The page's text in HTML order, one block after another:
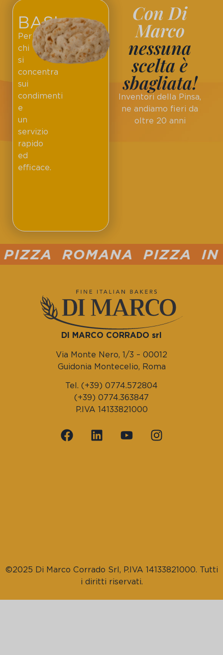
Con Di
Marco
nessuna
scelta è
sbagliata!
Inventori della Pinsa,
ne andiamo fieri da
oltre 20 anni
BASI
Per
chi
si
concentra
sui
condimenti
e
un
servizio
rapido
ed
efficace.
ROMANA PIZZA IN
DI MARCO CORRADO srl
Via Monte Nero, 1/3 – 00012
Guidonia Montecelio, Roma
Tel. (+39) 0774.572804
(+39) 0774.363847
P.IVA 14133821000
©2025 Di Marco Corrado Srl, P.IVA 14133821000. Tutti
i diritti riservati.